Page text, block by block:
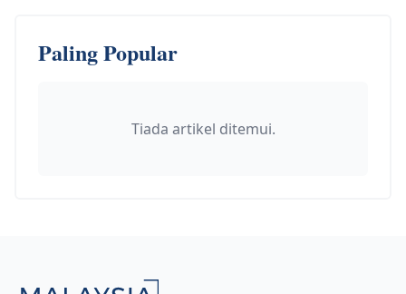
Paling Popular
Tiada artikel ditemui.